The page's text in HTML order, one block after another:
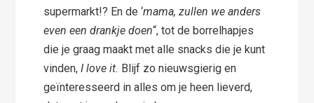
supermarkt!? En de ‘mama, zullen we anders
even een drankje doen“, tot de borrelhapjes
die je graag maakt met alle snacks die je kunt
vinden,I love it. Blijf zo nieuwsgierig en
geïnteresseerd in alles om je heen lieverd,